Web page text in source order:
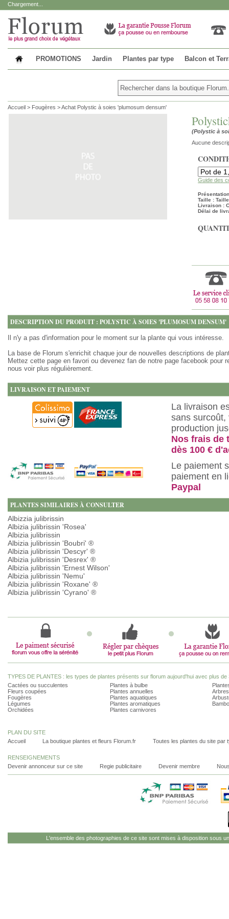
Chargement...
PROMOTIONS Jardin Plantes par type Balcon et
Accueil > Fougères >Achat Polystic à soies 'plumosum densum'
(Polystic à
Aucune
Guide des
Taille :
Livraison :
Délai de
DESCRIPTION DU PRODUIT : POLYSTIC À SOIES 'PLUMOSUM DENSUM'
Il n'y a pas d'information pour le moment sur la plante qui vous intéresse.
La base de Florum s'enrichit chaque jour de nouvelles descriptions de
Mettez cette page en favori ou devenez fan de notre page facebook pour
nous voir plus régulièrement.
LIVRAISON ET PAIEMENT
La livraison
sans surcoût,
production
Nos frais de
dès 100 €
Le paiement
paiement en
Paypal
PLANTES SIMILAIRES À CONSULTER
Albizzia julibrissin
Albizia julibrissin 'Rosea'
Albizia julibrissin
Albizia julibrissin 'Boubri' ®
Albizia julibrissin 'Descyr' ®
Albizia julibrissin 'Desrex' ®
Albizia julibrissin 'Ernest Wilson'
Albizia julibrissin 'Nemu'
Albizia julibrissin 'Roxane' ®
Albizia julibrissin 'Cyrano' ®
TYPES DE PLANTES : les types de plantes présents sur florum aujourd'hui avec plus de
Cactées ou succulentes
Fleurs coupées
Fougères
Légumes
Orchidées
Plantes à bulbe
Plantes annuelles
Plantes aquatiques
Plantes aromatiques
Plantes carnivores
PLAN DU SITE
Accueil
La boutique plantes et fleurs Florum.fr Toutes les plantes du site par
RENSEIGNEMENTS
Devenir annonceur sur ce site
Regie publicitaire Devenir membre
L'ensemble des photographies de ce site sont mises à disposition sous